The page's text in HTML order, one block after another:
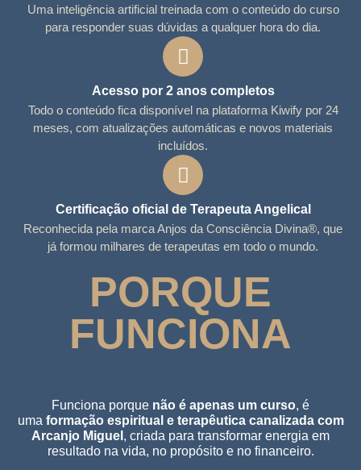
Uma inteligência artificial treinada com o conteúdo do curso
para responder suas dúvidas a qualquer hora do dia.
Acesso por 2 anos completos
Todo o conteúdo fica disponível na plataforma Kiwify por 24
meses, com atualizações automáticas e novos materiais
incluídos.
Certificação oficial de Terapeuta Angelical
Reconhecida pela marca Anjos da Consciência Divina®, que
já formou milhares de terapeutas em todo o mundo.
PORQUE
FUNCIONA
Funciona porque não é apenas um curso, é
uma formação espiritual e terapêutica canalizada com
Arcanjo Miguel , criada para transformar energia em
resultado na vida, no propósito e no financeiro.